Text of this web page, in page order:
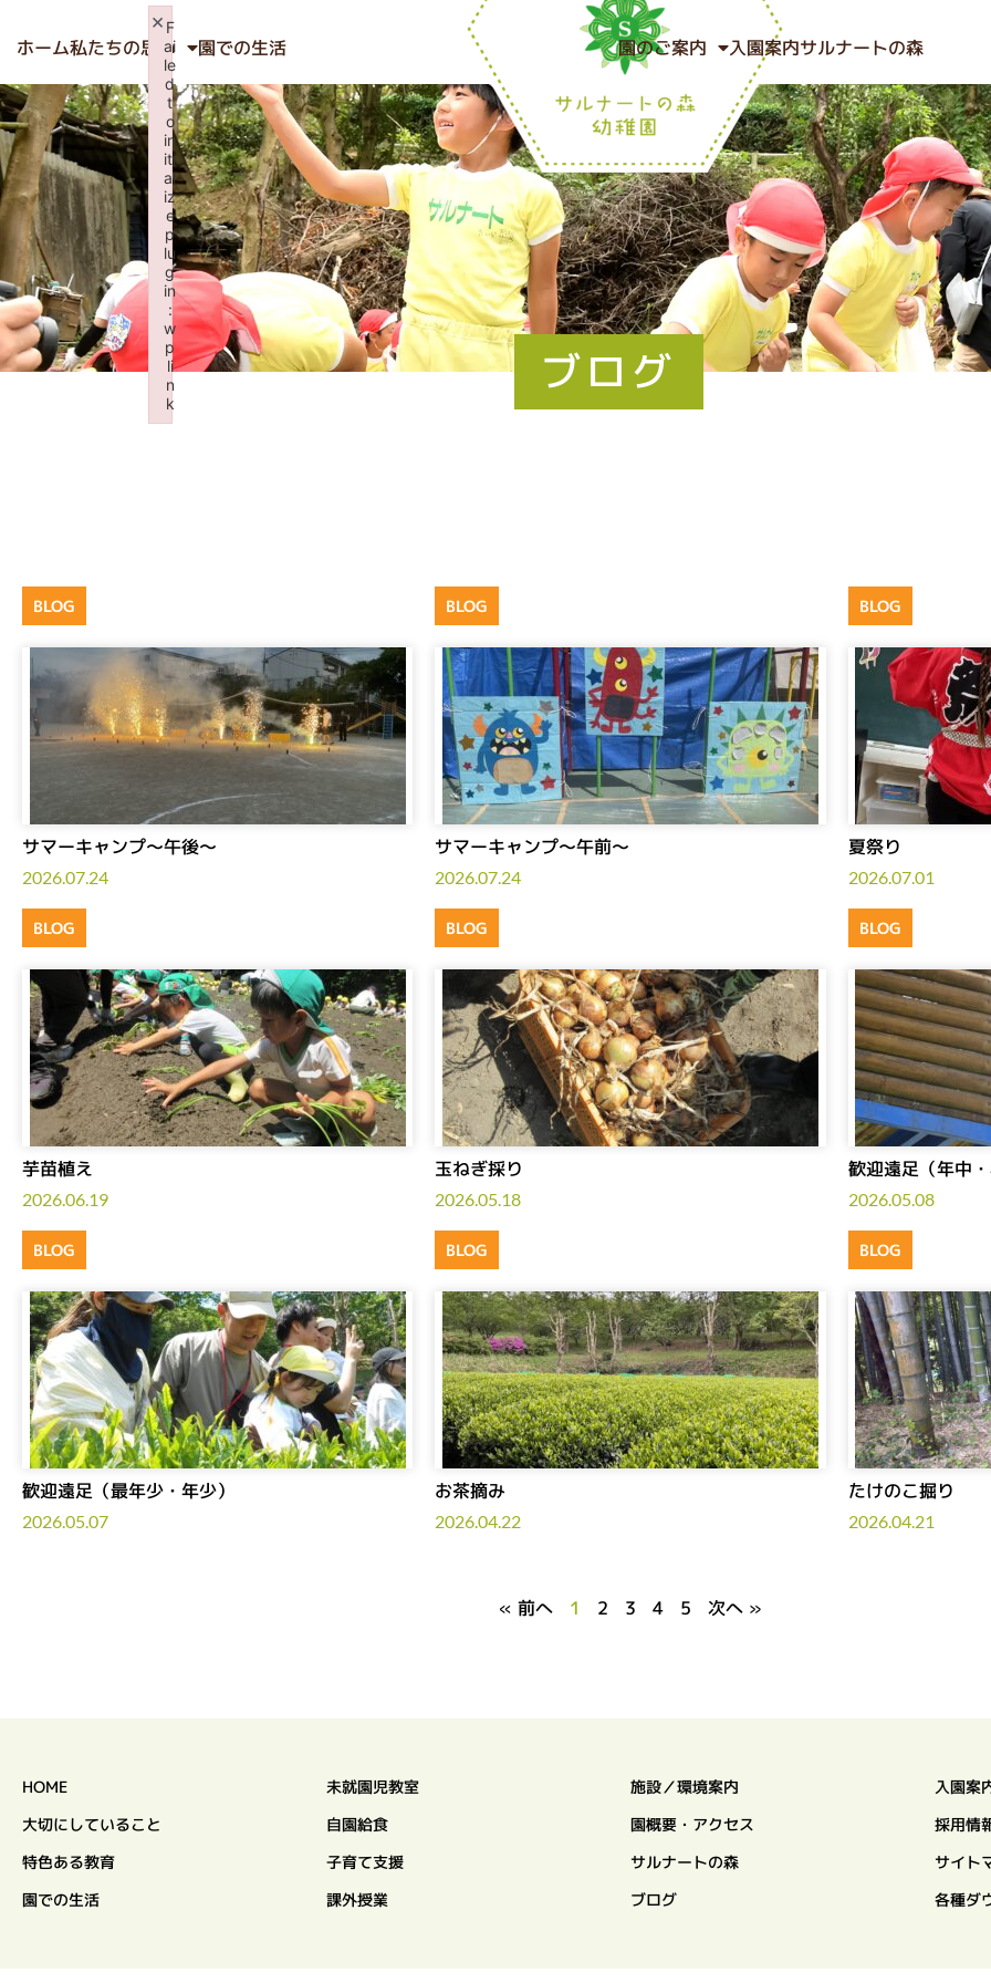
ホーム私たちの思い 園での生活 園のご案内 入園案内サルナートの森
ブログ
BLOG
サマーキャンプ～午後～
2026.07.24
BLOG
サマーキャンプ～午前～
2026.07.24
BLOG
夏祭り
2026.07.01
BLOG
芋苗植え
2026.06.19
BLOG
玉ねぎ採り
2026.05.18
BLOG
歓迎遠足（年中
2026.05.08
BLOG
歓迎遠足（最年少・年少）
2026.05.07
BLOG
お茶摘み
2026.04.22
BLOG
たけのこ掘り
2026.04.21
« 前へ 1 2 3 4 5 次へ »
HOME
大切にしていること
特色ある教育
園での生活
未就園児教室
自園給食
子育て支援
課外授業
施設／環境案内
園概要・アクセス
サルナートの森
ブログ
入園案
採用情
サイト
各種ダ
F
ai
le
d
t
o
in
iti
al
iz
e
p
lu
g
in
:
w
p
li
n
k
×
Failed to initialize plugin: wplink